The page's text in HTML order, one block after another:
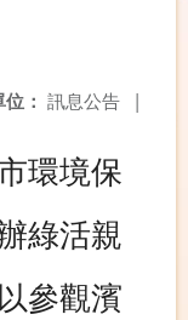
： 訊息公告 |
環境保
綠活親
參觀濱